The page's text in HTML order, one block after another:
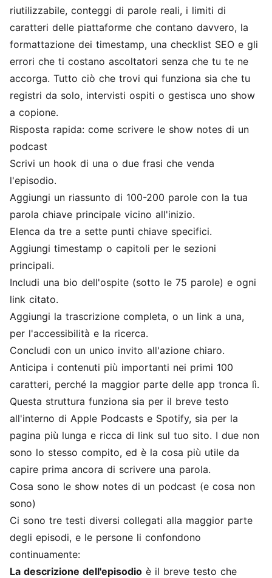
riutilizzabile, conteggi di parole reali, i limiti di
caratteri delle piattaforme che contano davvero, la
formattazione dei timestamp, una checklist SEO e gli
errori che ti costano ascoltatori senza che tu te ne
accorga. Tutto ciò che trovi qui funziona sia che tu
registri da solo, intervisti ospiti o gestisca uno show
a copione.
Risposta rapida: come scrivere le show notes di un
podcast
Scrivi un hook di una o due frasi che venda
l'episodio.
Aggiungi un riassunto di 100-200 parole con la tua
parola chiave principale vicino all'inizio.
Elenca da tre a sette punti chiave specifici.
Aggiungi timestamp o capitoli per le sezioni
principali.
Includi una bio dell'ospite (sotto le 75 parole) e ogni
link citato.
Aggiungi la trascrizione completa, o un link a una,
per l'accessibilità e la ricerca.
Concludi con un unico invito all'azione chiaro.
Anticipa i contenuti più importanti nei primi 100
caratteri, perché la maggior parte delle app tronca lì.
Questa struttura funziona sia per il breve testo
all'interno di Apple Podcasts e Spotify, sia per la
pagina più lunga e ricca di link sul tuo sito. I due non
sono lo stesso compito, ed è la cosa più utile da
capire prima ancora di scrivere una parola.
Cosa sono le show notes di un podcast (e cosa non
sono)
Ci sono tre testi diversi collegati alla maggior parte
degli episodi, e le persone li confondono
continuamente:
La descrizione dell'episodio è il breve testo che